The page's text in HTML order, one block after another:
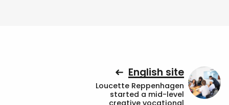
English site
Loucette Reppenhagen
started a mid-level
creative vocational